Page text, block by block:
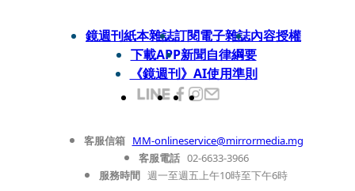
鏡週刊紙本雜誌訂閱電子雜誌內容授權
下載APP新聞自律綱要
《鏡週刊》AI使用準則
客服信箱 MM-onlineservice@mirrormedia.mg
客服電話 02-6633-3966
服務時間 週一至週五上午10時至下午6時